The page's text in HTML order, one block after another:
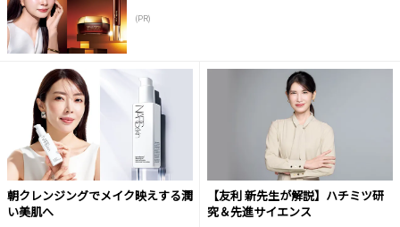
(PR)
朝クレンジングでメイク映えする潤
い美肌へ
【友利 新先生が解説】ハチミツ研
究＆先進サイエンス